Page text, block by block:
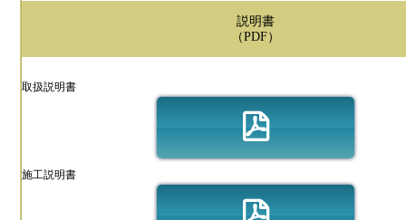
説明書
（PDF）
取扱説明書
施工説明書